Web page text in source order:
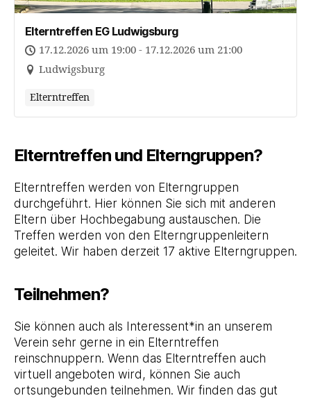
Elterntreffen EG Ludwigsburg
17.12.2026 um 19:00 - 17.12.2026 um 21:00
Ludwigsburg
Elterntreffen
Elterntreffen und Elterngruppen?
Elterntreffen werden von Elterngruppen
durchgeführt. Hier können Sie sich mit anderen
Eltern über Hochbegabung austauschen. Die
Treffen werden von den Elterngruppenleitern
geleitet. Wir haben derzeit 17 aktive Elterngruppen.
Teilnehmen?
Sie können auch als Interessent*in an unserem
Verein sehr gerne in ein Elterntreffen
reinschnuppern. Wenn das Elterntreffen auch
virtuell angeboten wird, können Sie auch
ortsungebunden teilnehmen. Wir finden das gut